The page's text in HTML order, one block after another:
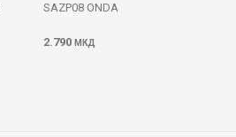
SAZP08 ONDA
2.790 МКД